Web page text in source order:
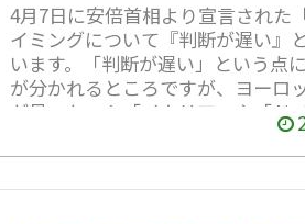
4月7日に安倍首相より宣言された
イミングについて『判断が遅い』
います。「判断が遅い」という点
が分かれるところですが、ヨーロ
が見つかった「イタリア」や「ド
て、私なりに考察してみたいと思